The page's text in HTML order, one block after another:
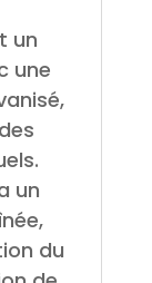
un
une
un
du